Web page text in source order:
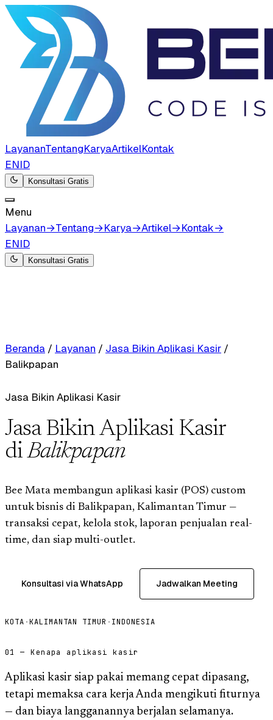
LayananTentangKaryaArtikelKontak
ENID
Konsultasi Gratis
Menu
Layanan→Tentang→Karya→Artikel→Kontak→
ENID
Konsultasi Gratis
Beranda / Layanan / Jasa Bikin Aplikasi Kasir /
Balikpapan
Jasa Bikin Aplikasi Kasir
Jasa Bikin Aplikasi Kasir
diBalikpapan
Bee Mata membangun aplikasi kasir (POS) custom
untuk bisnis di Balikpapan, Kalimantan Timur —
transaksi cepat, kelola stok, laporan penjualan real-
time, dan siap multi-outlet.
Konsultasi via WhatsApp Jadwalkan Meeting
KOTA ·KALIMANTAN TIMUR · INDONESIA
01 — Kenapa aplikasi kasir
Aplikasi kasir siap pakai memang cepat dipasang,
tetapi memaksa cara kerja Anda mengikuti fiturnya
— dan biaya langganannya berjalan selamanya.